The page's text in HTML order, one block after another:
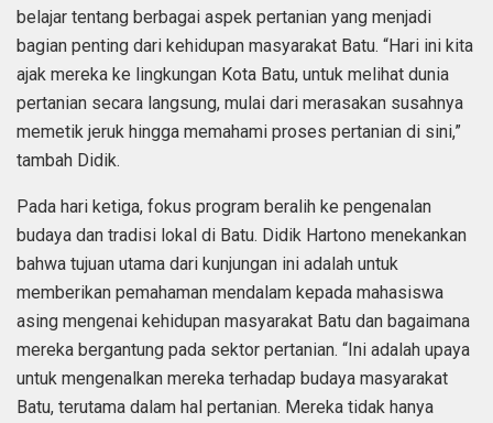
belajar tentang berbagai aspek pertanian yang menjadi
bagian penting dari kehidupan masyarakat Batu. “Hari ini kita
ajak mereka ke lingkungan Kota Batu, untuk melihat dunia
pertanian secara langsung, mulai dari merasakan susahnya
memetik jeruk hingga memahami proses pertanian di sini,”
tambah Didik.
Pada hari ketiga, fokus program beralih ke pengenalan
budaya dan tradisi lokal di Batu. Didik Hartono menekankan
bahwa tujuan utama dari kunjungan ini adalah untuk
memberikan pemahaman mendalam kepada mahasiswa
asing mengenai kehidupan masyarakat Batu dan bagaimana
mereka bergantung pada sektor pertanian. “Ini adalah upaya
untuk mengenalkan mereka terhadap budaya masyarakat
Batu, terutama dalam hal pertanian. Mereka tidak hanya